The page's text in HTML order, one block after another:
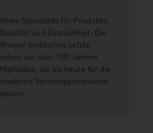
Hohe Standards für Produkte,
Qualität und Gastlichkeit: Die
Wiener Institution setzte
schon vor über 100 Jahren
Maßstäbe, die bis heute für die
moderne Systemgastronomie
gelten.